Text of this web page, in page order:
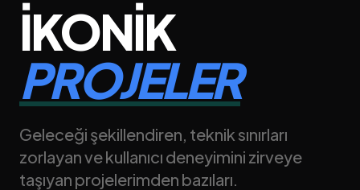
İKONIK
PROJELER
Geleceği şekillendiren, teknik sınırları
zorlayan ve kullanıcı deneyimini zirveye
taşıyan projelerimden bazıları.